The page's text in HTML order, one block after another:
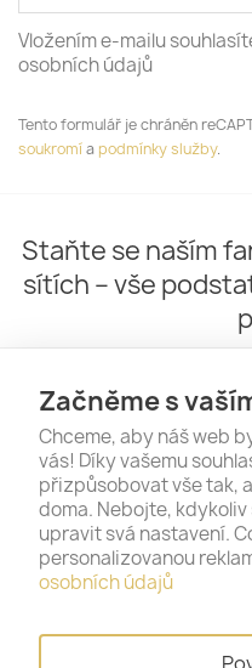
Vložením e-mailu
osobních údajů
Tento formulář je chráněn
soukromía podmínky služby.
Staňte se naším
sítích – vše
PRODUKTY
NAŠE SPOLEČNOST
Začněme s
Chceme, aby náš web
vás! Díky vašemu
přizpůsobovat vše tak,
doma. Nebojte,
upravit svá nastavení.
personalizovanou
osobních údajů